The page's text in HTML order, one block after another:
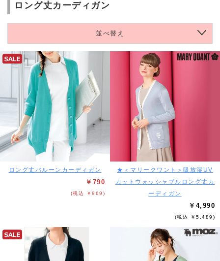
ロング丈カーディガン
並べ替え
ロング丈バルーンカーディガン
￥790
(税込 ￥869)
★＜マリークワント＞吸放湿UV
カットウォッシャブルロング丈カ
ーディガン
￥4,990
(税込 ￥5,489)